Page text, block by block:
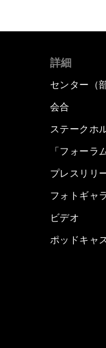
詳細
センター（
会合
ステークホ
「フォーラ
プレスリリ
フォトギャ
ビデオ
ポッドキャ